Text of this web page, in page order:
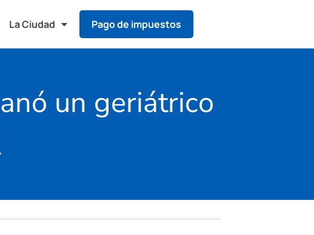
La Ciudad Pago de impuestos
un geriátrico